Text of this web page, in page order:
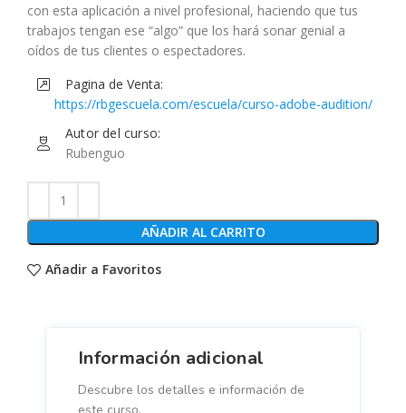
con esta aplicación a nivel profesional, haciendo que tus
trabajos tengan ese “algo” que los hará sonar genial a
oídos de tus clientes o espectadores.
Pagina de Venta:
https://rbgescuela.com/escuela/curso-adobe-audition/
Autor del curso:
Rubenguo
AÑADIR AL CARRITO
Añadir a Favoritos
Información adicional
Descubre los detalles e información de